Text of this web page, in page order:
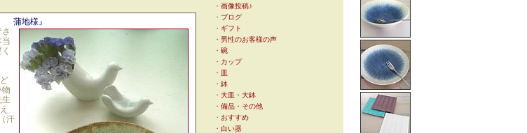
蒲地様』
当
物
汗
・ 画像投稿♪
・ ブログ
・ ギフト
・ 男性のお客様の声
・ 碗
・ カップ
・ 皿
・ 鉢
・ 大皿・大鉢
・ 備品・その他
・ おすすめ
・ 白い器